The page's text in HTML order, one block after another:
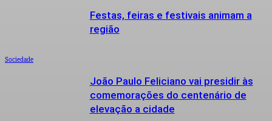
Sociedade
Festas, feiras e festivais animam a
região
João Paulo Feliciano vai presidir às
comemorações do centenário de
elevação a cidade